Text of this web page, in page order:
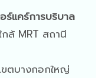
ร์แคร์การบริบาล
ล้ MRT สถานี
ตบางกอกใหญ่